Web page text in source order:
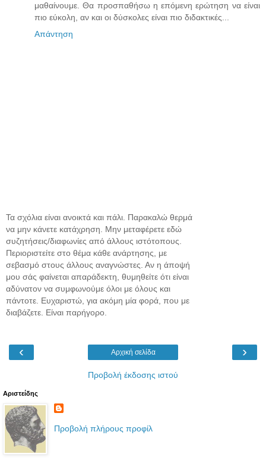
μαθαίνουμε. Θα προσπαθήσω η επόμενη ερώτηση να είναι
πιο εύκολη, αν και οι δύσκολες είναι πιο διδακτικές...
Απάντηση
Τα σχόλια είναι ανοικτά και πάλι. Παρακαλώ θερμά
να μην κάνετε κατάχρηση. Μην μεταφέρετε εδώ
συζητήσεις/διαφωνίες από άλλους ιστότοπους.
Περιοριστείτε στο θέμα κάθε ανάρτησης, με
σεβασμό στους άλλους αναγνώστες. Αν η άποψή
μου σάς φαίνεται απαράδεκτη, θυμηθείτε ότι είναι
αδύνατον να συμφωνούμε όλοι με όλους και
πάντοτε. Ευχαριστώ, για ακόμη μία φορά, που με
διαβάζετε. Είναι παρήγορο.
‹ ›
Αρχική σελίδα
Προβολή έκδοσης ιστού
Αριστείδης
Προβολή πλήρους προφίλ